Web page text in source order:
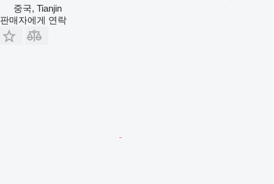
중국, Tianjin
판매자에게 연락